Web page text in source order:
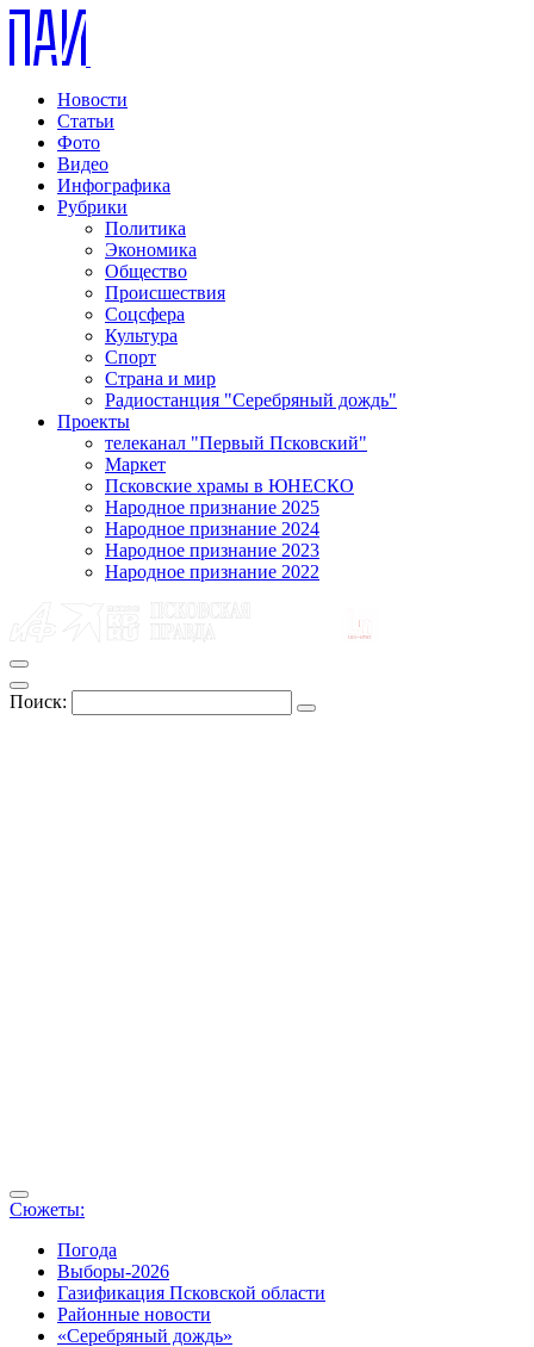
Новости
Статьи
Фото
Видео
Инфографика
Рубрики
Политика
Экономика
Общество
Происшествия
Соцсфера
Культура
Спорт
Страна и мир
Радиостанция "Серебряный дождь"
Проекты
телеканал "Первый Псковский"
Маркет
Псковские храмы в ЮНЕСКО
Народное признание 2025
Народное признание 2024
Народное признание 2023
Народное признание 2022
Поиск:
Сюжеты:
Погода
Выборы-2026
Газификация Псковской области
Районные новости
«Серебряный дождь»